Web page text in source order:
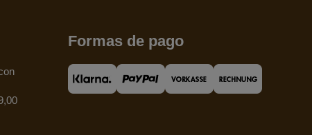
Formas de pago